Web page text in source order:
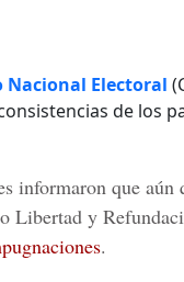
Nacional Electoral
de los
informaron que aún
Libertad y
.